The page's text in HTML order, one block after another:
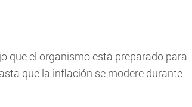
que el organismo está preparado para
que la inflación se modere durante